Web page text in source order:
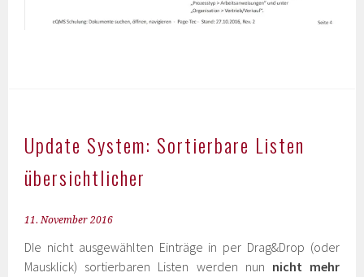
Update System: Sortierbare Listen
übersichtlicher
11. November 2016
DIe nicht ausgewählten Einträge in per Drag&Drop (oder
Mausklick) sortierbaren Listen werden nun nicht mehr